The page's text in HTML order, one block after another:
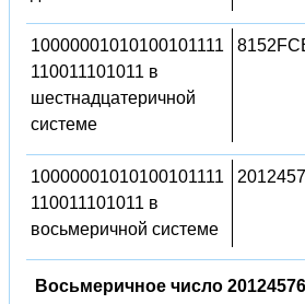
10000001010100101111
110011101011 в
шестнадцатеричной
системе
10000001010100101111
110011101011 в
восьмеричной системе
Восьмеричное число